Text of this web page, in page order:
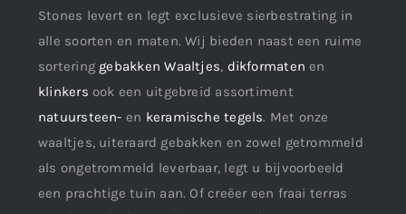
Stones levert en legt exclusieve sierbestrating in
alle soorten en maten. Wij bieden naast een ruime
sortering gebakken Waaltjes, dikformaten en
klinkers ook een uitgebreid assortiment
natuursteen- en keramische tegels. Met onze
waaltjes, uiteraard gebakken en zowel getrommeld
als ongetrommeld leverbaar, legt u bijvoorbeeld
een prachtige tuin aan. Of creëer een fraai terras